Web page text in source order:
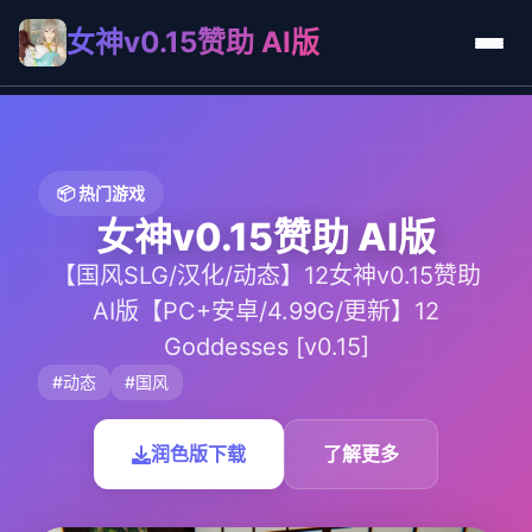
女神v0.15赞助 AI版
📦 热门游戏
女神v0.15赞助 AI版
【国风SLG/汉化/动态】12女神v0.15赞助
AI版【PC+安卓/4.99G/更新】12
Goddesses [v0.15]
#动态 #国风
润色版下载 了解更多